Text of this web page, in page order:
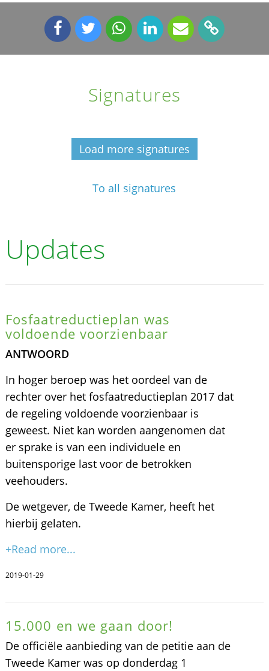
Signatures
Load more signatures
To all signatures
Updates
Fosfaatreductieplan was
voldoende voorzienbaar
ANTWOORD
In hoger beroep was het oordeel van de
rechter over het fosfaatreductieplan 2017 dat
de regeling voldoende voorzienbaar is
geweest. Niet kan worden aangenomen dat
er sprake is van een individuele en
buitensporige last voor de betrokken
veehouders.
De wetgever, de Tweede Kamer, heeft het
hierbij gelaten.
+Read more...
2019-01-29
15.000 en we gaan door!
De officiële aanbieding van de petitie aan de
Tweede Kamer was op donderdag 1